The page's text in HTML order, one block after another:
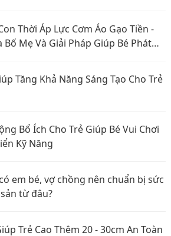
Thời Áp Lực Cơm Áo Gạo Tiền -
Bố Mẹ Và Giải Pháp Giúp Bé Phát
Tăng Khả Năng Sáng Tạo Cho Trẻ
Bổ Ích Cho Trẻ Giúp Bé Vui Chơi
Kỹ Năng
em bé, vợ chồng nên chuẩn bị sức
từ đâu?
Trẻ Cao Thêm 20 - 30cm An Toàn